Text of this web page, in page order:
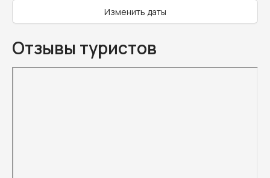
Изменить даты
Отзывы туристов